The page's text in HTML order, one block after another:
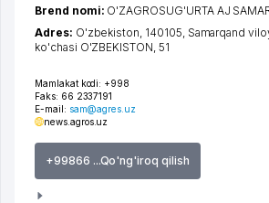
Mamlakat kodi: +998
Faks: 66 2337191
E-mail: sam@agres.uz
news.agros.uz
+99866 ...Qo'ng'iroq qilish
Brend nomi: O'ZAGROSUG'URTA AJ
Adres: O'zbekiston, 140105, Samarqand
ko'chasi O'ZBEKISTON , 51